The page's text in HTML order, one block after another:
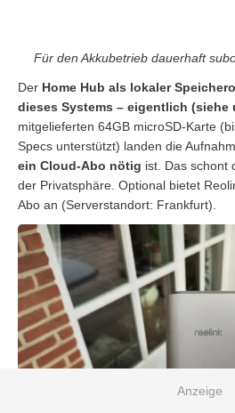
Für den Akkubetrieb dauerhaft
Der Home Hub als lokaler
dieses Systems – eigentlich (siehe
mitgelieferten 64GB microSD-Karte
Specs unterstützt) landen die
ein Cloud-Abo nötig ist. Das schont
der Privatsphäre. Optional bietet
Abo an (Serverstandort: Frankfurt).